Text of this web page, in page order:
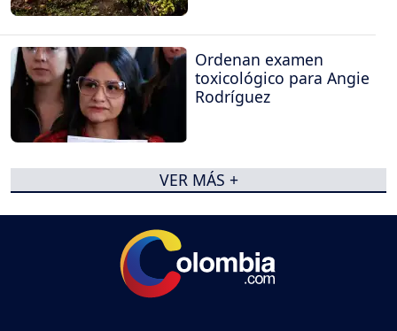
Ordenan examen
toxicológico para Angie
Rodríguez
VER MÁS +